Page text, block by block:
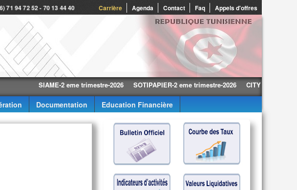
Carrière Agenda Contact Faq Appels d'offres
71 94 72 52 - 70 13 44 40
SIAME-2 eme trimestre-2026 SOTIPAPIER-2 eme trimestre-2026 CITY CARS-2 eme
Documentation
Education Financière